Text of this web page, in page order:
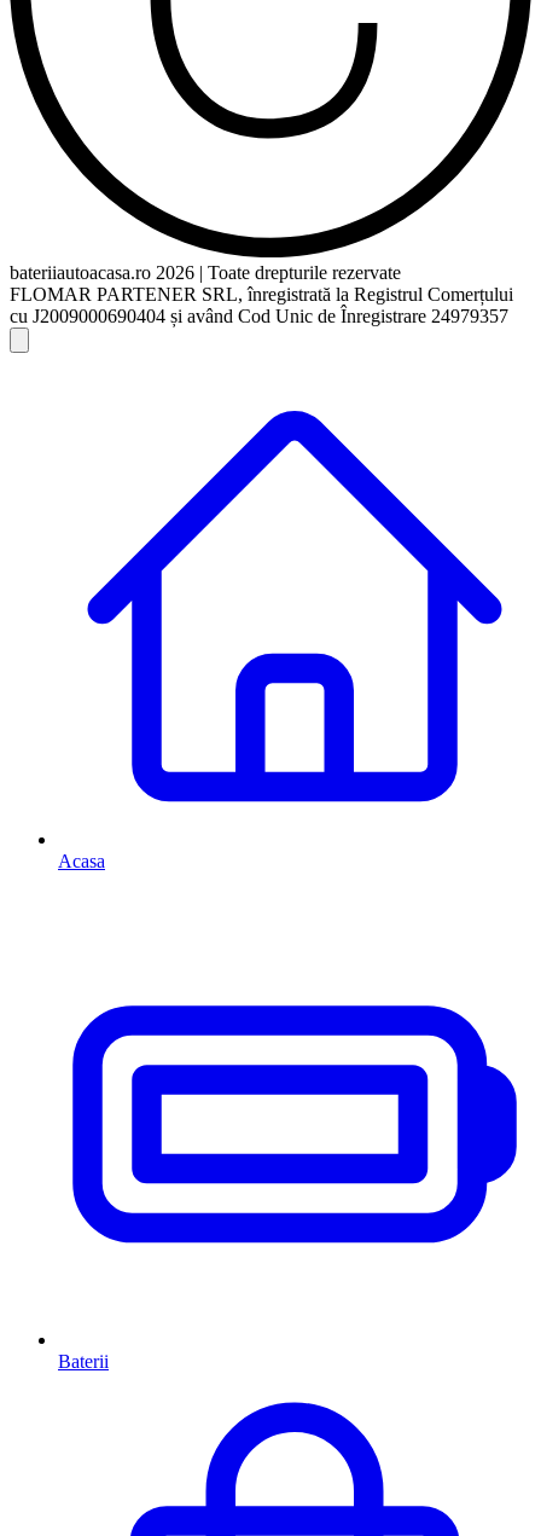
bateriiautoacasa.ro 2026 | Toate drepturile rezervate
FLOMAR PARTENER SRL, înregistrată la Registrul Comerțului
cu J2009000690404 și având Cod Unic de Înregistrare 24979357
Acasa
Baterii